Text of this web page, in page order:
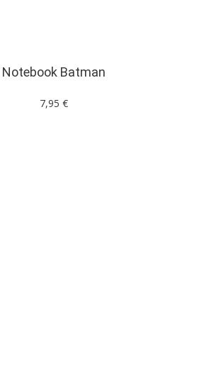
Notebook Batman
7,95 €